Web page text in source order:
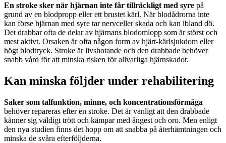
En stroke sker när hjärnan inte får tillräckligt med syre på
grund av en blodpropp eller ett brustet kärl. När blodådrorna inte
kan förse hjärnan med syre tar nervceller skada och kan ibland dö.
Det drabbar ofta de delar av hjärnans blodomlopp som är störst och
mest aktivt. Orsaken är ofta någon form av hjärt-kärlsjukdom eller
högt blodtryck. Stroke är livshotande och den drabbade behöver
snabb vård för att minska risken för allvarliga hjärnskador.
Kan minska följder under rehabilitering
Saker som talfunktion, minne, och koncentrationsförmåga
behöver repareras efter en stroke. Det är vanligt att den drabbade
känner sig väldigt trött och kämpar med ångest och oro. Men enligt
den nya studien finns det hopp om att snabba på återhämtningen och
minska de svåra efterföljderna.